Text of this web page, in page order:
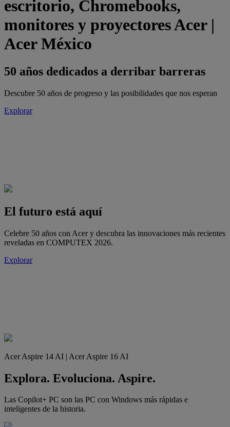
escritorio, Chromebooks,
monitores y proyectores Acer |
Acer México
50 años dedicados a derribar barreras
Descubre 50 años de progreso y las posibilidades que nos esperan
Explorar
El futuro está aquí
Celebre 50 años con Acer y descubra las innovaciones más recientes
reveladas en COMPUTEX 2026.
Explorar
Acer Aspire 14 AI | Acer Aspire 16 AI
Explora. Evoluciona. Aspire.
Las Copilot+ PC son las PC con Windows más rápidas e
inteligentes de la historia.